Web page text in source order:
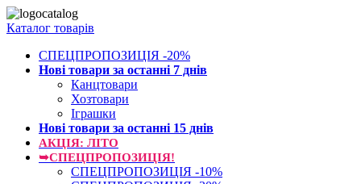
Каталог товарів
СПЕЦПРОПОЗИЦІЯ -20%
Нові товари за останнi 7 днiв
Канцтовари
Хозтовари
Іграшки
Нові товари за останнi 15 днiв
АКЦІЯ: ЛІТО
➥СПЕЦПРОПОЗИЦІЯ!
СПЕЦПРОПОЗИЦІЯ -10%